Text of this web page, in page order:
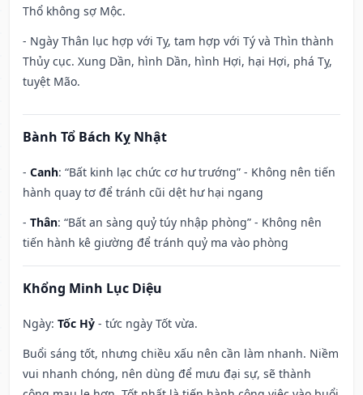
Thổ không sợ Mộc.
- Ngày Thân lục hợp với Tỵ, tam hợp với Tý và Thìn thành
Thủy cục. Xung Dần, hình Dần, hình Hợi, hại Hợi, phá Tỵ,
tuyệt Mão.
Bành Tổ Bách Kỵ Nhật
- Canh: “Bất kinh lạc chức cơ hư trướng” - Không nên tiến
hành quay tơ để tránh cũi dệt hư hại ngang
- Thân: “Bất an sàng quỷ túy nhập phòng” - Không nên
tiến hành kê giường để tránh quỷ ma vào phòng
Khổng Minh Lục Diệu
Ngày: Tốc Hỷ - tức ngày Tốt vừa.
Buổi sáng tốt, nhưng chiều xấu nên cần làm nhanh. Niềm
vui nhanh chóng, nên dùng để mưu đại sự, sẽ thành